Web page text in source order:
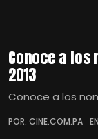
Conoce a los
2013
Conoce a los
POR: CINE.COM.PA